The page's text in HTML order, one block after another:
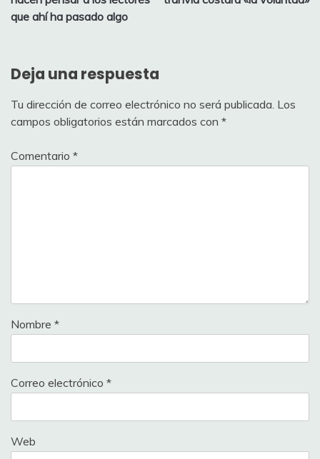
que ahí ha pasado algo
Deja una respuesta
Tu dirección de correo electrónico no será publicada. Los
campos obligatorios están marcados con *
Comentario *
Nombre *
Correo electrónico *
Web